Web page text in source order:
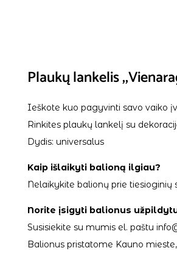
Plaukų lankelis
Ieškote kuo pagyvinti savo vaiko
Rinkites plaukų lankelį su
Dydis: universalus
Kaip išlaikyti balioną ilgiau?
Nelaikykite balionų prie
Norite įsigyti balionus
Susisiekite su mumis el. paštu
Balionus pristatome Kauno